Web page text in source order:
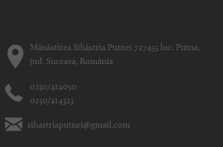
Mănăstirea Sihăstria Putnei 727455 loc. Putna,
jud. Suceava, România
0230/414050
0230/414323
sihastriaputnei@gmail.com